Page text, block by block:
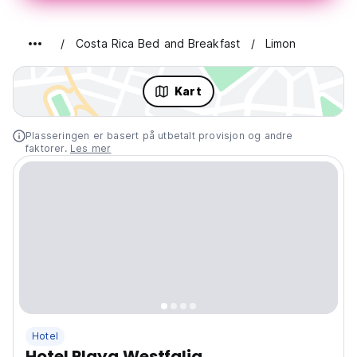
Costa Rica Bed and Breakfast Limon
Kart
Plasseringen er basert på utbetalt provisjon og andre
faktorer. Les mer
Hotel